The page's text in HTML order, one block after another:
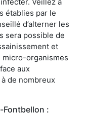
établies par le
d’alterner les
sera possible de
et
micro-organismes
aux
de nombreux
Fontbellon :